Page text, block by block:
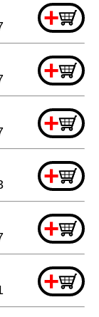
+
+
+
+
+
+